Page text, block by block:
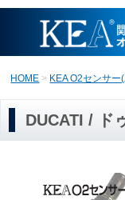
HOME KEA O2センサー
DUCATI / ド